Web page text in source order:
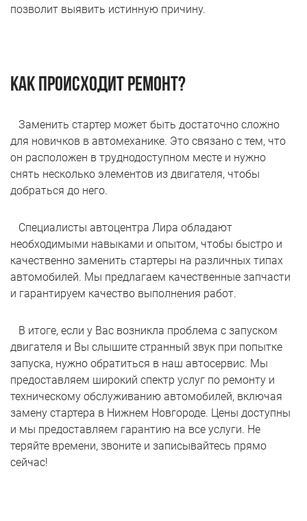
позволит выявить истинную причину.
Как происходит ремонт?
Заменить стартер может быть достаточно сложно
для новичков в автомеханике. Это связано с тем, что
он расположен в труднодоступном месте и нужно
снять несколько элементов из двигателя, чтобы
добраться до него.
Специалисты автоцентра Лира обладают
необходимыми навыками и опытом, чтобы быстро и
качественно заменить стартеры на различных типах
автомобилей. Мы предлагаем качественные запчасти
и гарантируем качество выполнения работ.
В итоге, если у Вас возникла проблема с запуском
двигателя и Вы слышите странный звук при попытке
запуска, нужно обратиться в наш автосервис. Мы
предоставляем широкий спектр услуг по ремонту и
техническому обслуживанию автомобилей, включая
замену стартера в Нижнем Новгороде. Цены доступны
и мы предоставляем гарантию на все услуги. Не
теряйте времени, звоните и записывайтесь прямо
сейчас!